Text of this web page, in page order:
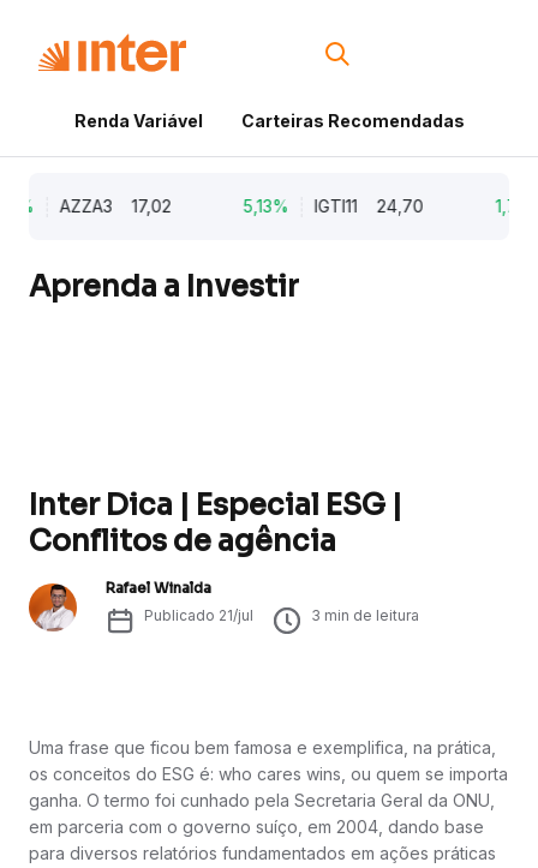
Renda Variável Carteiras Recomendadas
AZZA3 17,02 5,13% IGTI11 24,70 1,77%
Aprenda a Investir
Inter Dica | Especial ESG |
Conflitos de agência
Rafael Winalda
Publicado 21/jul 3 min de leitura
Uma frase que ficou bem famosa e exemplifica, na prática,
os conceitos do ESG é: who cares wins, ou quem se importa
ganha. O termo foi cunhado pela Secretaria Geral da ONU,
em parceria com o governo suíço, em 2004, dando base
para diversos relatórios fundamentados em ações práticas